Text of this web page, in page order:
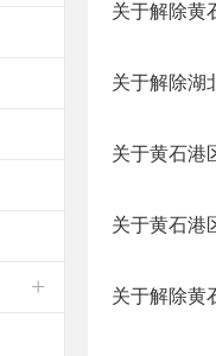
关于解除黄
关于解除湖
关于黄石港
关于黄石港
关于解除黄